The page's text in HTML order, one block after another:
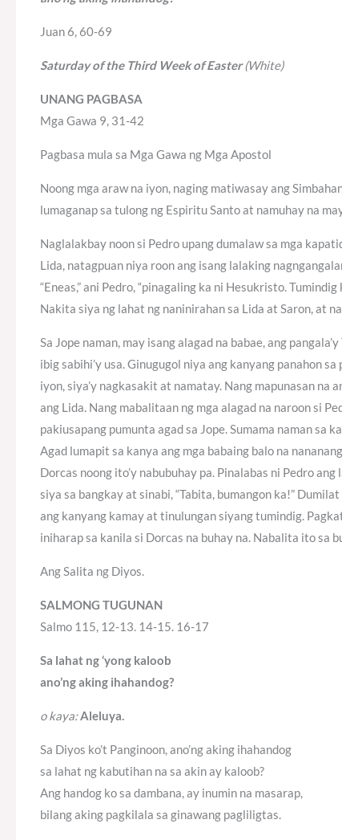
Juan 6, 60-69
Saturday of the Third Week of Easter(White)
UNANG PAGBASA
Mga Gawa 9, 31-42
Pagbasa mula sa Mga Gawa ng Mga Apostol
Noong mga araw na iyon, naging matiwasay ang
lumaganap sa tulong ng Espiritu Santo at namuhay na
Naglalakbay noon si Pedro upang dumalaw sa mga
Lida, natagpuan niya roon ang isang lalaking
“Eneas,” ani Pedro, “pinagaling ka ni Hesukristo.
Nakita siya ng lahat ng naninirahan sa Lida at Saron, at
Sa Jope naman, may isang alagad na babae, ang
ibig sabihi’y usa. Ginugugol niya ang kanyang panahon
iyon, siya’y nagkasakit at namatay. Nang mapunasan na
ang Lida. Nang mabalitaan ng mga alagad na naroon si
pakiusapang pumunta agad sa Jope. Sumama naman sa
Agad lumapit sa kanya ang mga babaing balo na
Dorcas noong ito’y nabubuhay pa. Pinalabas ni Pedro
siya sa bangkay at sinabi, “Tabita, bumangon ka!”
ang kanyang kamay at tinulungan siyang tumindig.
iniharap sa kanila si Dorcas na buhay na. Nabalita ito sa
Ang Salita ng Diyos.
SALMONG TUGUNAN
Salmo 115, 12-13. 14-15. 16-17
Sa lahat ng ‘yong kaloob
ano’ng aking ihahandog?
o kaya:Aleluya.
Sa Diyos ko’t Panginoon, ano’ng aking ihahandog
sa lahat ng kabutihan na sa akin ay kaloob?
Ang handog ko sa dambana, ay inumin na masarap,
bilang aking pagkilala sa ginawang pagliligtas.